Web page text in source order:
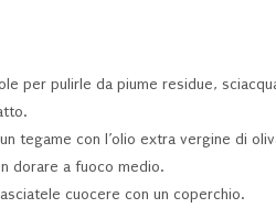
per pulirle da piume residue,
tegame con l’olio extra vergine di
dorare a fuoco medio.
cuocere con un coperchio.